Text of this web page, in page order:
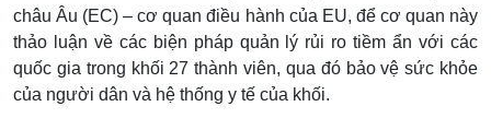
châu Âu (EC) – cơ quan điều hành của EU, để cơ quan này
thảo luận về các biện pháp quản lý rủi ro tiềm ẩn với các
quốc gia trong khối 27 thành viên, qua đó bảo vệ sức khỏe
của người dân và hệ thống y tế của khối.